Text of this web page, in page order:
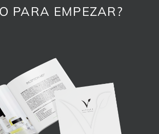
PARA EMPEZAR?